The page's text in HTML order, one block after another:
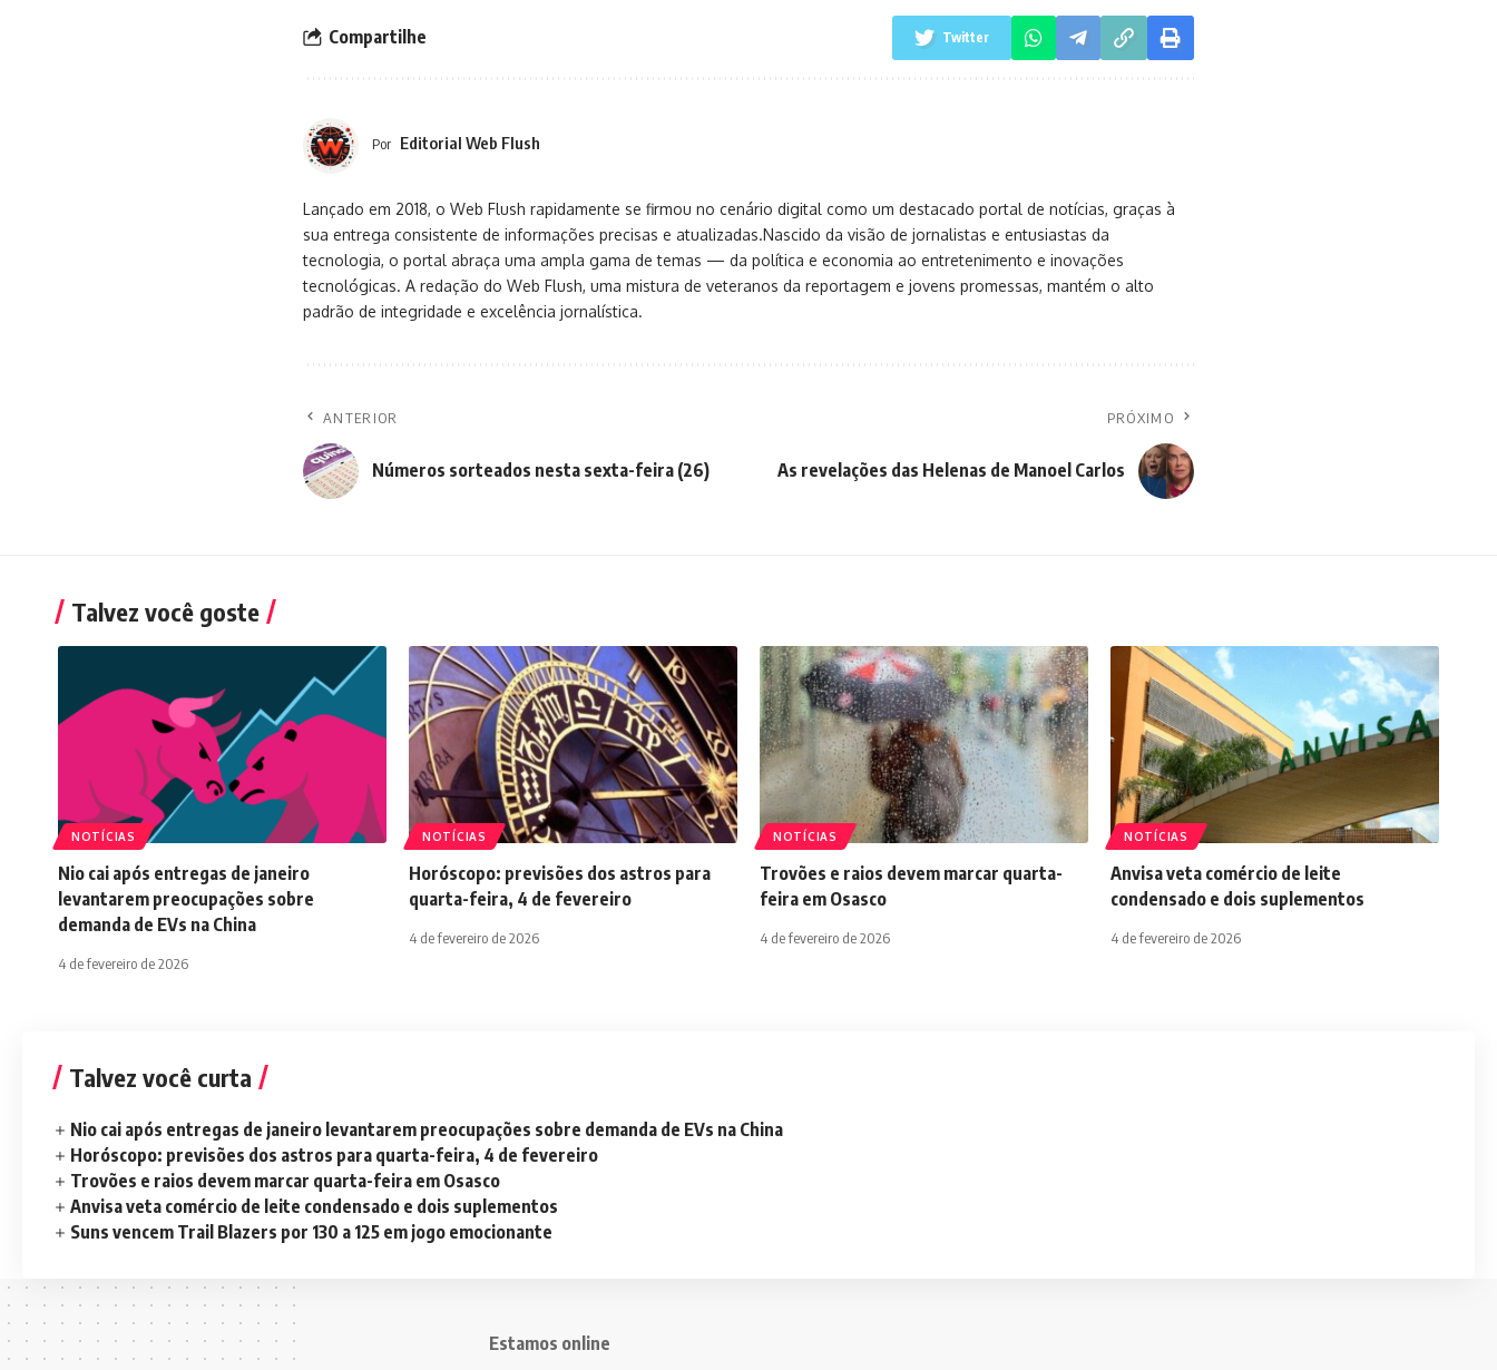
Compartilhe Twitter
Por Editorial Web Flush
Lançado em 2018, o Web Flush rapidamente se firmou no cenário digital como um destacado portal de notícias, graças à
sua entrega consistente de informações precisas e atualizadas.Nascido da visão de jornalistas e entusiastas da
tecnologia, o portal abraça uma ampla gama de temas — da política e economia ao entretenimento e inovações
tecnológicas. A redação do Web Flush, uma mistura de veteranos da reportagem e jovens promessas, mantém o alto
padrão de integridade e excelência jornalística.
ANTERIOR
Números sorteados nesta sexta-feira (26)
PRÓXIMO
As revelações das Helenas de Manoel Carlos
Talvez você goste
NOTÍCIAS
Nio cai após entregas de janeiro
levantarem preocupações sobre
demanda de EVs na China
4 de fevereiro de 2026
NOTÍCIAS
Horóscopo: previsões dos astros para
quarta-feira, 4 de fevereiro
4 de fevereiro de 2026
NOTÍCIAS
Trovões e raios devem marcar quarta-
feira em Osasco
4 de fevereiro de 2026
NOTÍCIAS
Anvisa veta comércio de leite
condensado e dois suplementos
4 de fevereiro de 2026
Talvez você curta
Nio cai após entregas de janeiro levantarem preocupações sobre demanda de EVs na China
Horóscopo: previsões dos astros para quarta-feira, 4 de fevereiro
Trovões e raios devem marcar quarta-feira em Osasco
Anvisa veta comércio de leite condensado e dois suplementos
Suns vencem Trail Blazers por 130 a 125 em jogo emocionante
Estamos online